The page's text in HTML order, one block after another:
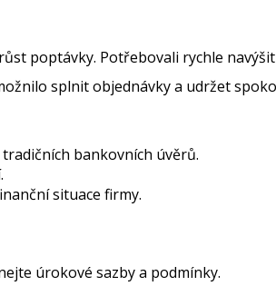
poptávky. Potřebovali rychle
splnit objednávky a udržet
bankovních úvěrů.
situace firmy.
úrokové sazby a podmínky.